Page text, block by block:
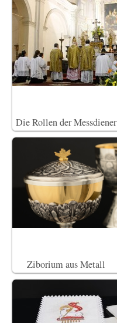
Die Rollen der Messdiener
Ziborium aus Metall